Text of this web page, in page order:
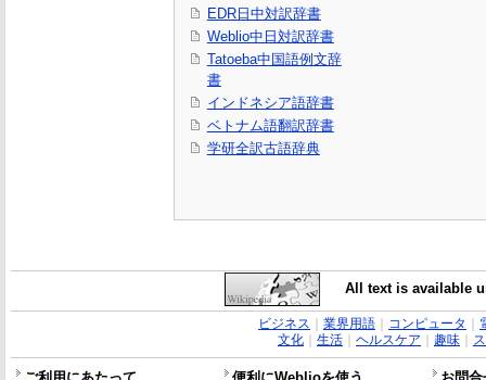
EDR日中対訳辞書
Weblio中日対訳辞書
Tatoeba中国語例文辞
書
インドネシア語辞書
ベトナム語翻訳辞書
学研全訳古語辞典
All text is available
ビジネス 業界用語｜ コンピュータ
文化｜ 生活｜ ヘルスケア 趣味｜